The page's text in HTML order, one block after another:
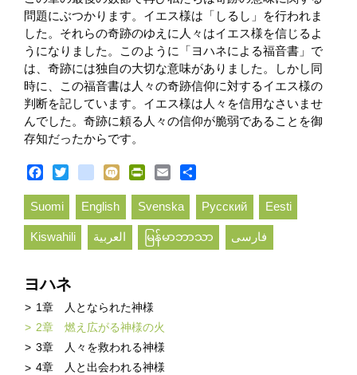
問題にぶつかります。イエス様は「しるし」を行われま
した。それらの奇跡のゆえに人々はイエス様を信じるよ
うになりました。このように「ヨハネによる福音書」で
は、奇跡には独自の大切な意味がありました。しかし同
時に、この福音書は人々の奇跡信仰に対するイエス様の
判断を記しています。イエス様は人々を信用なさいませ
んでした。奇跡に頼る人々の信仰が脆弱であることを御
存知だったからです。
Facebook
Twitterblogger_post
Mixi PrintFriendly
Email
Suomi English Svenska Русский Eesti
Kiswahili العربية မြန်မာဘာသာ فارسی
ヨハネ
1章 人となられた神様
2章 燃え広がる神様の火
3章 人々を救われる神様
4章 人と出会われる神様